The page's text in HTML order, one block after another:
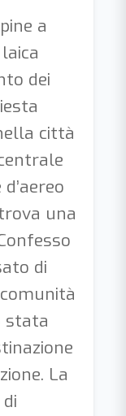
a
dei
città
una
di
stata
La